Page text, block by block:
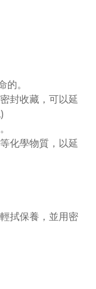
。
封收藏，可以延
化學物質，以延
拭保養，並用密